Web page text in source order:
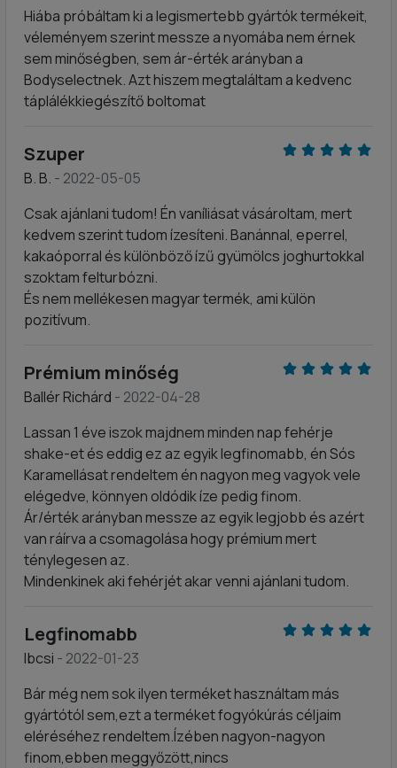
Hiába próbáltam ki a legismertebb gyártók termékeit,
véleményem szerint messze a nyomába nem érnek
sem minőségben, sem ár-érték arányban a
Bodyselectnek. Azt hiszem megtaláltam a kedvenc
táplálékkiegészítő boltomat
Szuper
B. B. - 2022-05-05
Csak ajánlani tudom! Én vaníliásat vásároltam, mert
kedvem szerint tudom ízesíteni. Banánnal, eperrel,
kakaóporral és különböző ízű gyümölcs joghurtokkal
szoktam felturbózni.
És nem mellékesen magyar termék, ami külön
pozitívum.
Prémium minőség
Ballér Richárd - 2022-04-28
Lassan 1 éve iszok majdnem minden nap fehérje
shake-et és eddig ez az egyik legfinomabb, én Sós
Karamellásat rendeltem én nagyon meg vagyok vele
elégedve, könnyen oldódik íze pedig finom.
Ár/érték arányban messze az egyik legjobb és azért
van ráírva a csomagolása hogy prémium mert
ténylegesen az.
Mindenkinek aki fehérjét akar venni ajánlani tudom.
Legfinomabb
Ibcsi - 2022-01-23
Bár még nem sok ilyen terméket használtam más
gyártótól sem,ezt a terméket fogyókúrás céljaim
eléréséhez rendeltem.Ízében nagyon-nagyon
finom,ebben meggyőzött,nincs